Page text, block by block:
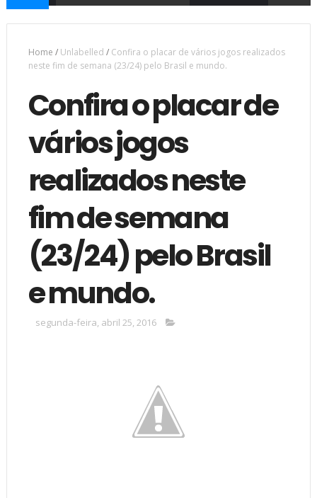
Home /Unlabelled / Confira o placar de vários jogos realizados
neste fim de semana (23/24) pelo Brasil e mundo.
Confira o placar de
vários jogos
realizados neste
fim de semana
(23/24) pelo Brasil
e mundo.
segunda-feira, abril 25, 2016